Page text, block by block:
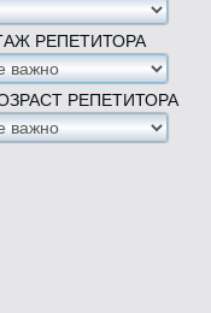
РЕПЕТИТОРА
РЕПЕТИТОРА